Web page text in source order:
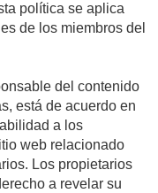
política se aplica
de los miembros del
del contenido
está de acuerdo en
a los
web relacionado
Los propietarios
a revelar su